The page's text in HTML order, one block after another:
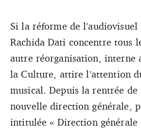
© D. R. Photomontage La Lettre du
Si la réforme de
Rachida Dati concentre tous
autre réorganisation, interne
la Culture, attire l’attention
musical. Depuis la rentrée de
nouvelle direction générale,
intitulée « Direction générale